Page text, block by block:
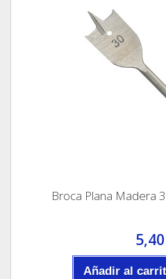
Broca Plana Madera
Añadir al